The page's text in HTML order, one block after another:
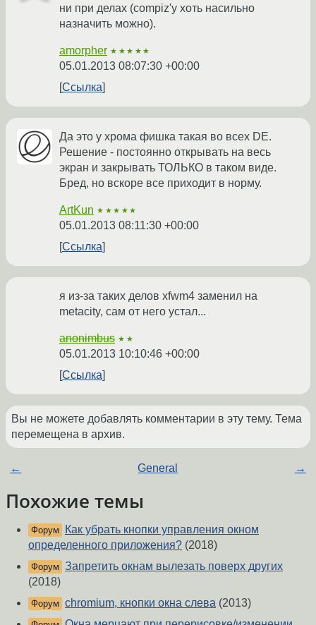
ни при делах (compiz'у хоть насильно
назначить можно).
amorpher ★★★★★
05.01.2013 08:07:30 +00:00
Ссылка
Да это у хрома фишка такая во всех DE.
Решение - постоянно открывать на весь
экран и закрывать ТОЛЬКО в таком виде.
Бред, но вскоре все приходит в норму.
ArtKun ★★★★★
05.01.2013 08:11:30 +00:00
Ссылка
я из-за таких делов xfwm4 заменил на
metacity, сам от него устал...
anonimbus ★★
05.01.2013 10:10:46 +00:00
Ссылка
Вы не можете добавлять комментарии в эту тему. Тема
перемещена в архив.
← General →
Похожие темы
Форум
Как убрать кнопки управления окном
определенного приложения? (2018)
Форум Запретить окнам вылезать поверх других
(2018)
Форум chromium, кнопки окна слева (2013)